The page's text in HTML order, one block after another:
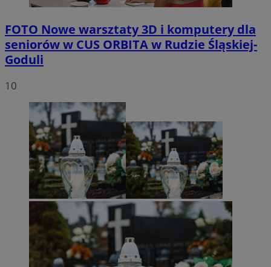
FOTO Nowe warsztaty 3D i komputery dla
seniorów w CUS ORBITA w Rudzie Śląskiej-
Goduli
10